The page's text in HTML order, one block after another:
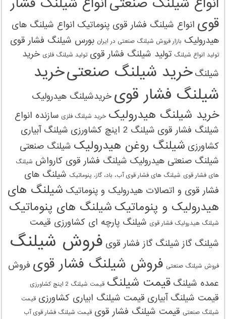
قوی انواع شیلنگ فشار قوی پنوماتیک انواع شیلنگ های
هیدرولیک بازار فروش شیلنگ صنعتی در ایران بورس شیلنگ فشار قوی
تولید انواع شیلنگ تولید شیلنگ فشار قوی تولید شیلنگ‌ فلزی خرید
شیلنگ خرید شیلنگ صنعتیخرید
شیلنگ فشار قوی خریدشیلنگ هیدرولیک
خرید شیلنگ هیدرولیک خرید شیلنگ‌ فلزی سازنده انواع
شیلنگ فشار قوی شیلنگ 2 اینچ کشاورزی
شیلنگ آبیاری
کشاورزی شیلنگ روغن هیدرولیک شیلنگ صنعتی
شیلنگ صنعتی هیدرولیک شیلنگ فشار قوی کارواش شیلنگ
های فشار قوی شیلنگ های فشار قوی آب، باد، گاز، پنوماتیک شیلنگ های
فشار قوی و اتصالات هیدرولیک و پنوماتیک شیلنگ های
هیدرولیک و پنوماتیک شیلنگ های پنوماتیک
شیلنگ هیدرولیک فشار قوی شیلنگ پارچه ای کشاورزی قیمت
شیلنگ گاز شیلنگ گاز فشار قوی فروش شیلنگ
فروش شیلنگ صنعتی فروش شیلنگ فشار قوی فروش
عمده شیلنگ قیمت شیلنگ قیمت شیلنگ 2 اینچ کشاورزی
قیمت شیلنگ آبیاری قیمت شیلنگ ابیاری کشاورزی قیمت
شیلنگ صنعتی قیمت شیلنگ فشار قوی قیمت شیلنگ فشار قوی آب